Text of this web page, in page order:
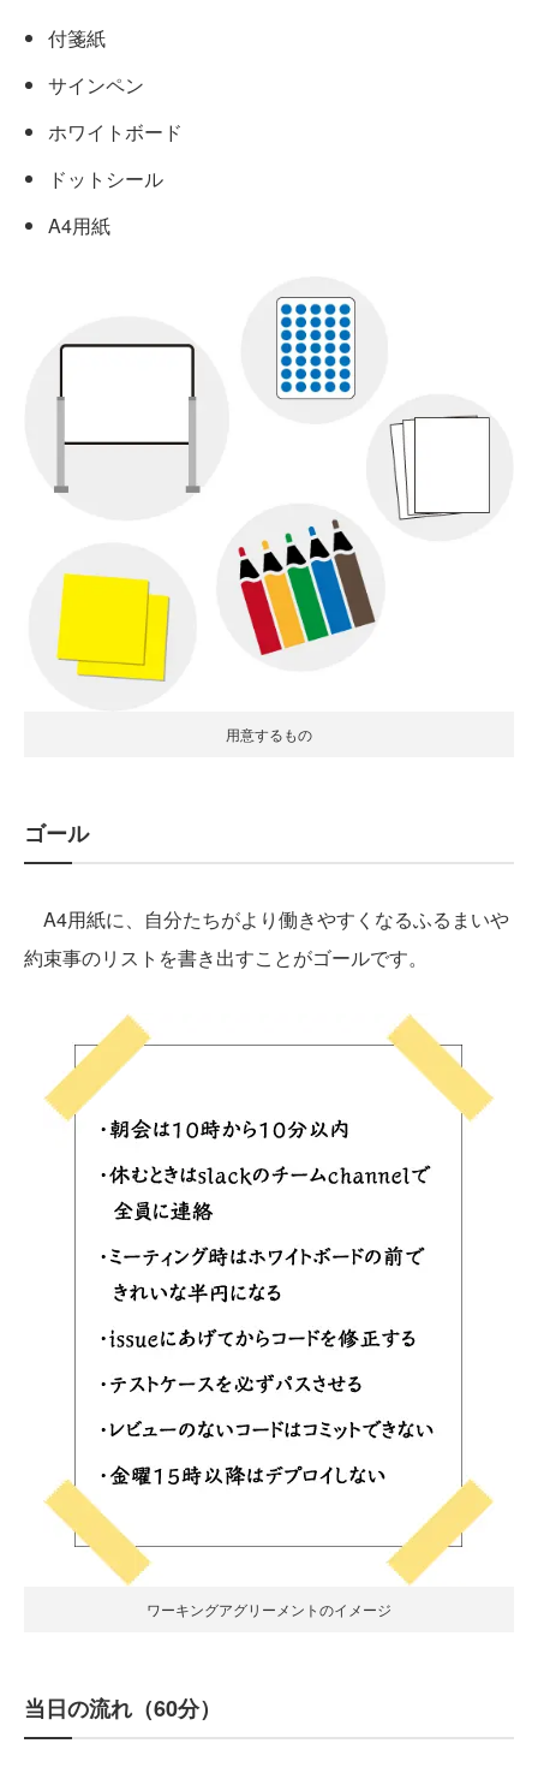
付箋紙
サインペン
ホワイトボード
ドットシール
A4用紙
用意するもの
ゴール
A4用紙に、自分たちがより働きやすくなるふるまいや
約束事のリストを書き出すことがゴールです。
ワーキングアグリーメントのイメージ
当日の流れ（60分）